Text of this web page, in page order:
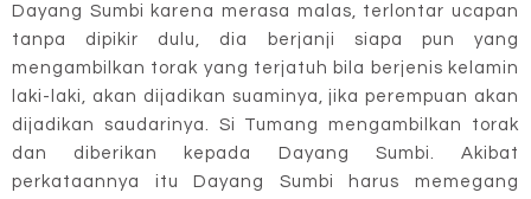
Dayang Sumbi karena merasa malas, terlontar ucapan
tanpa dipikir dulu, dia berjanji siapa pun yang
mengambilkan torak yang terjatuh bila berjenis kelamin
laki-laki, akan dijadikan suaminya, jika perempuan akan
dijadikan saudarinya. Si Tumang mengambilkan torak
dan diberikan kepada Dayang Sumbi. Akibat
perkataannya itu Dayang Sumbi harus memegang